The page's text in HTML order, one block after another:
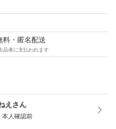
ひかえて、こんがり、丁寧
料・匿名配送
品者に支払われます
えさん
本人確認前